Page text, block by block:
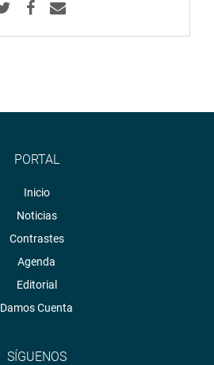
PORTAL
Inicio
Noticias
Contrastes
Agenda
Editorial
Damos Cuenta
SÍGUENOS